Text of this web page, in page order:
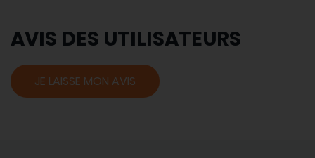
AVIS DES UTILISATEURS
JE LAISSE MON AVIS